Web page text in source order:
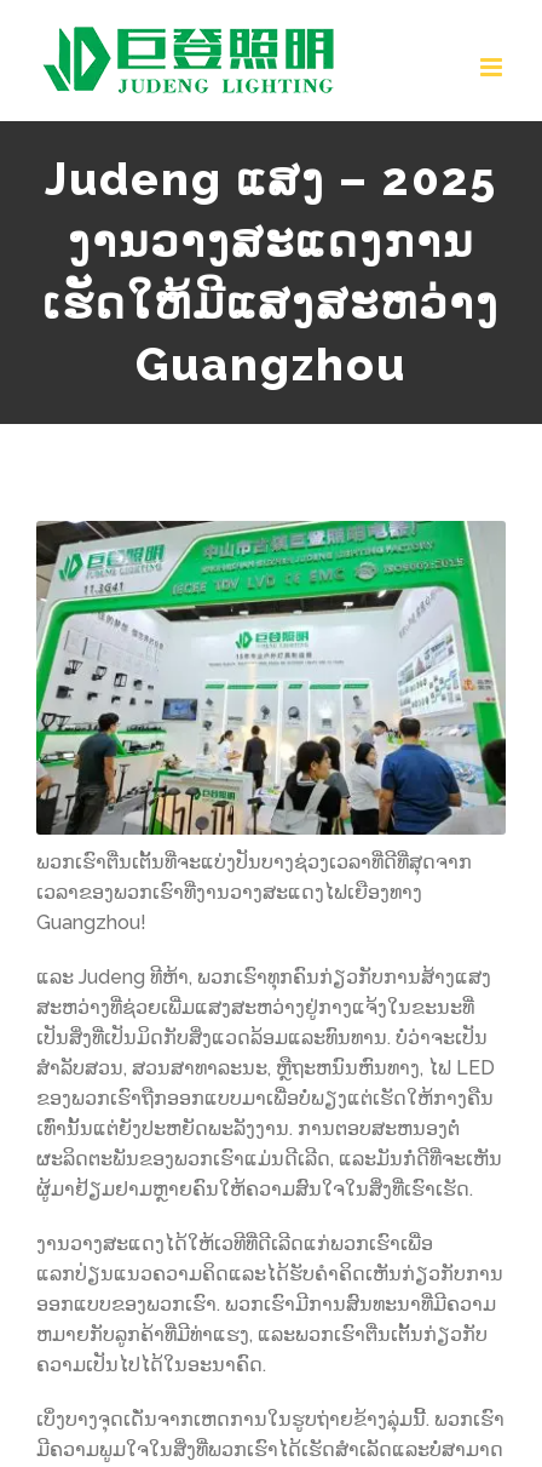
Judeng ແສງ – 2025
ງານວາງສະແດງການ
ເຮັດໃຫ້ມີແສງສະຫວ່າງ
Guangzhou
ພວກເຮົາຕື່ນເຕັ້ນທີ່ຈະແບ່ງປັນບາງຊ່ວງເວລາທີ່ດີທີ່ສຸດຈາກ
ເວລາຂອງພວກເຮົາທີ່ງານວາງສະແດງໄຟເຍືອງທາງ
Guangzhou!
ແລະ Judeng ທີຫ້າ, ພວກເຮົາທຸກຄົນກ່ຽວກັບການສ້າງແສງ
ສະຫວ່າງທີ່ຊ່ວຍເພີ່ມແສງສະຫວ່າງຢູ່ກາງແຈ້ງໃນຂະນະທີ່
ເປັນສິ່ງທີ່ເປັນມິດກັບສິ່ງແວດລ້ອມແລະທົນທານ. ບໍ່ວ່າຈະເປັນ
ສໍາລັບສວນ, ສວນສາທາລະນະ, ຫຼືຖະຫນົນຫົນທາງ, ໄຟ LED
ຂອງພວກເຮົາຖືກອອກແບບມາເພື່ອບໍ່ພຽງແຕ່ເຮັດໃຫ້ກາງຄືນ
ເທົ່ານັ້ນແຕ່ຍັງປະຫຍັດພະລັງງານ. ການຕອບສະຫນອງຕໍ່
ຜະລິດຕະພັນຂອງພວກເຮົາແມ່ນດີເລີດ, ແລະມັນກໍ່ດີທີ່ຈະເຫັນ
ຜູ້ມາຢ້ຽມຢາມຫຼາຍຄົນໃຫ້ຄວາມສົນໃຈໃນສິ່ງທີ່ເຮົາເຮັດ.
ງານວາງສະແດງໄດ້ໃຫ້ເວທີທີ່ດີເລີດແກ່ພວກເຮົາເພື່ອ
ແລກປ່ຽນແນວຄວາມຄິດແລະໄດ້ຮັບຄໍາຄິດເຫັນກ່ຽວກັບການ
ອອກແບບຂອງພວກເຮົາ. ພວກເຮົາມີການສົນທະນາທີ່ມີຄວາມ
ຫມາຍກັບລູກຄ້າທີ່ມີທ່າແຮງ, ແລະພວກເຮົາຕື່ນເຕັ້ນກ່ຽວກັບ
ຄວາມເປັນໄປໄດ້ໃນອະນາຄົດ.
ເບິ່ງບາງຈຸດເດັ່ນຈາກເຫດການໃນຮູບຖ່າຍຂ້າງລຸ່ມນີ້. ພວກເຮົາ
ມີຄວາມພູມໃຈໃນສິ່ງທີ່ພວກເຮົາໄດ້ເຮັດສໍາເລັດແລະບໍ່ສາມາດ